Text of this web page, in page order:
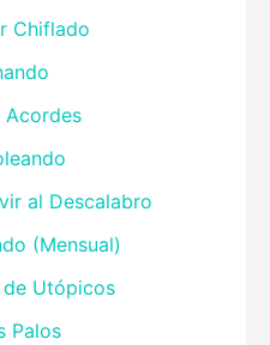
Chiflado
Acordes
al Descalabro
(Mensual)
Utópicos
Palos